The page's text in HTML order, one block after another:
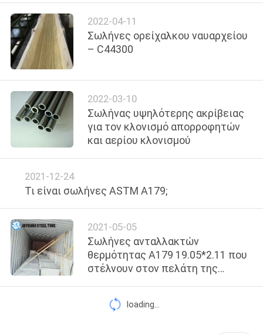
ΕΡΓΟΣΤΑΣΊΩΝ
ΠΟΙΟΤΙΚΌΣ
ΈΛΕΓΧΟΣ
ΜΑΣ
ΕΛΆΤΕ
ΣΕ
ΕΠΑΦΉ
ΖΗΤΉΣΤΕ
ΈΝΑ
ΑΠΌΣΠΑΣΜΑ
2022-04-11
Σωλήνες ορείχαλκου ναυαρχείου
– C44300
2022-03-10
Σωλήνας υψηλότερης ακρίβειας
για τον κλονισμό απορροφητών
και αερίου κλονισμού
2021-12-24
Τι είναι σωλήνες ASTM A179;
2021-05-05
Σωλήνες ανταλλακτών
θερμότητας A179 19.05*2.11 που
στέλνουν στον πελάτη της
loading...